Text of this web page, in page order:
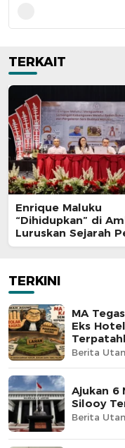
TERKAIT
Enrique Maluku
“Dihidupkan” di
Luruskan Sejarah
Bumi Pertama
TERKINI
MA
Eks
Berita
Ajukan 6
Silooy
Berita